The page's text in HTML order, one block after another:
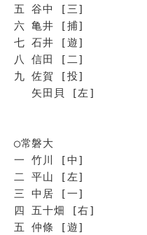
五 谷中 [三]
六 亀井 [捕]
七 石井 [遊]
八 信田 [二]
九 佐賀 [投]
矢田貝 [左]
◯常磐大
一 竹川 [中]
二 平山 [左]
三 中居 [一]
四 五十畑 [右]
五 仲條 [遊]